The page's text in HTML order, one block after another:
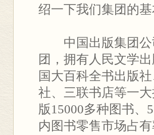
绍一下我们集团的基
中国出版集团公
团，拥有人民文学
国大百科全书出版
社、三联书店等一
版15000多种图书、
内图书零售市场占